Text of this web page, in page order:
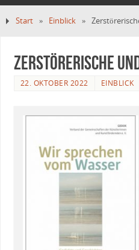
Start » Einblick »
Zerstörerische
22. OKTOBER 2022 EINBLICK